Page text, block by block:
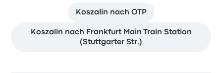
Koszalin nach OTP
Koszalin nach Frankfurt Main Train Station
(Stuttgarter Str.)